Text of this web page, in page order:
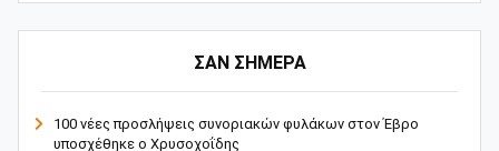
ΣΑΝ ΣΗΜΕΡΑ
100 νέες προσλήψεις συνοριακών φυλάκων στον Έβρο
υποσχέθηκε ο Χρυσοχοΐδης